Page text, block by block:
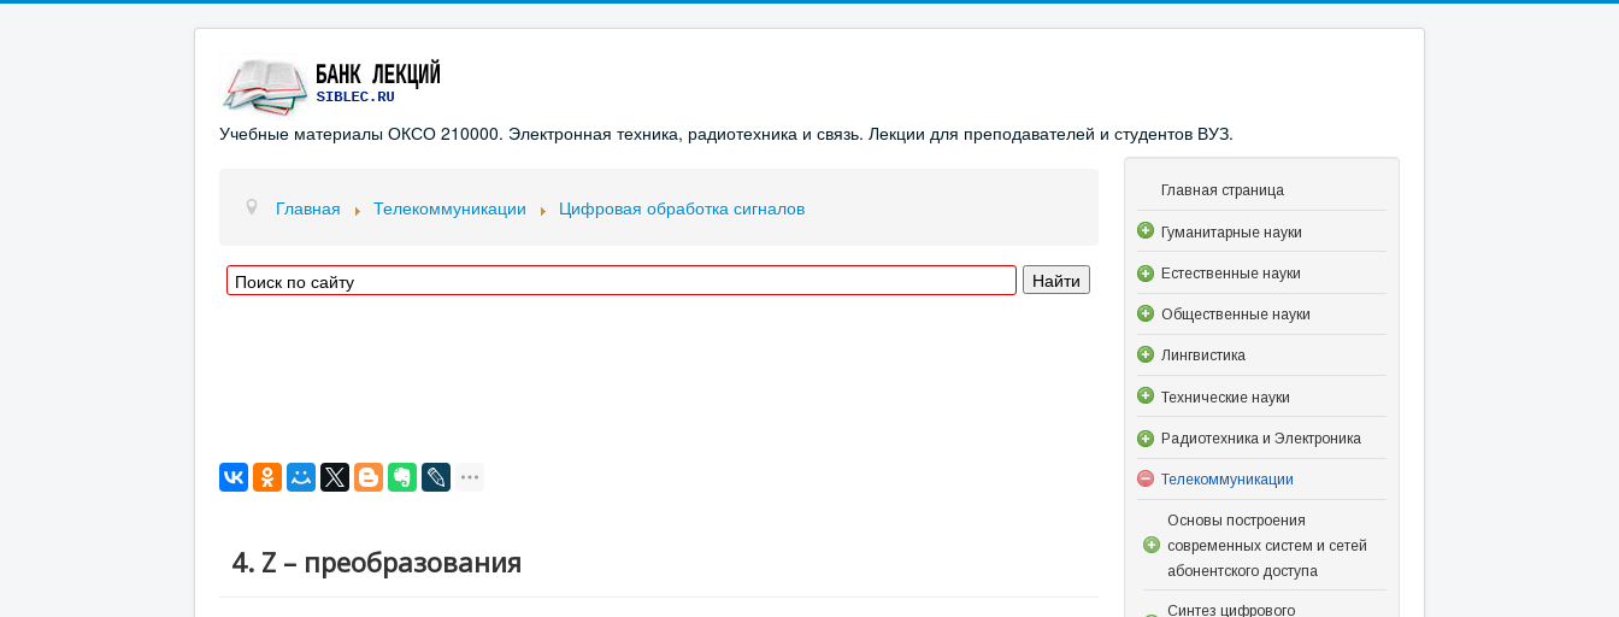
Учебные материалы ОКСО 210000. Электронная техника, радиотехника и связь. Лекции для преподавателей и студентов ВУЗ.
Главная Телекоммуникации Цифровая обработка сигналов
4. Z – преобразования
Главная страница
Гуманитарные науки
Естественные науки
Общественные науки
Лингвистика
Технические науки
Радиотехника и Электроника
Телекоммуникации
Основы построения
современных систем и сетей
абонентского доступа
Синтез цифрового